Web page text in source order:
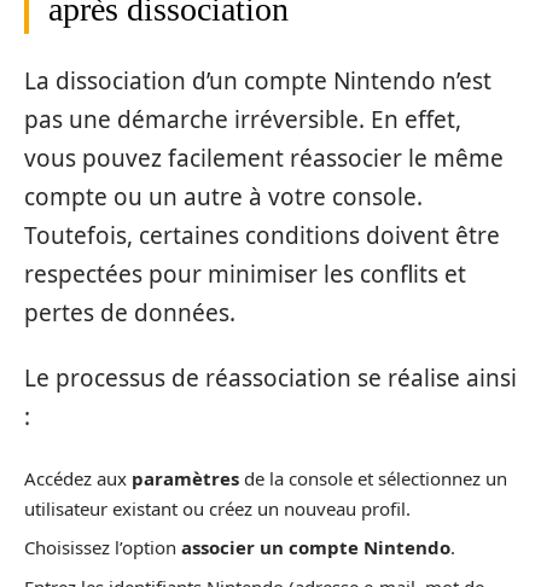
après dissociation
La dissociation d’un compte Nintendo n’est
pas une démarche irréversible. En effet,
vous pouvez facilement réassocier le même
compte ou un autre à votre console.
Toutefois, certaines conditions doivent être
respectées pour minimiser les conflits et
pertes de données.
Le processus de réassociation se réalise ainsi
:
Accédez aux paramètres de la console et sélectionnez un
utilisateur existant ou créez un nouveau profil.
Choisissez l’option associer un compte Nintendo.